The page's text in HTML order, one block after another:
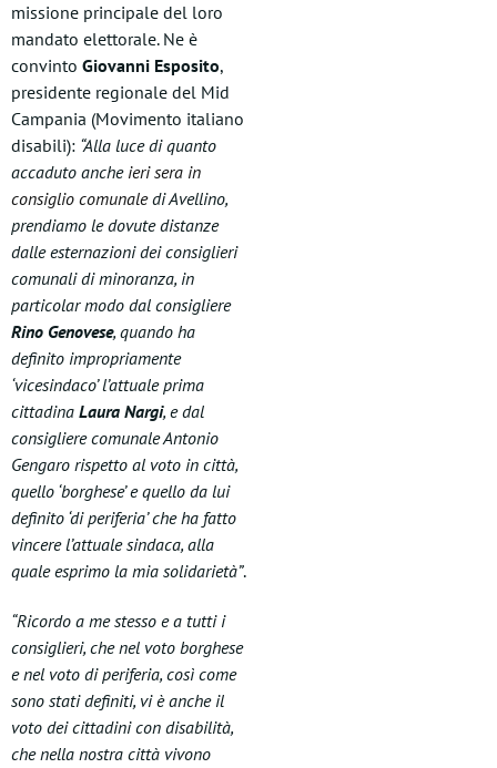
missione principale del loro
mandato elettorale. Ne è
convinto Giovanni Esposito,
presidente regionale del Mid
Campania (Movimento italiano
disabili): “Alla luce di quanto
accaduto anche ieri sera in
consiglio comunaledi Avellino,
prendiamo le dovute distanze
dalle esternazioni dei consiglieri
comunali di minoranza, in
particolar modo dal consigliere
Rino Genovese, quando ha
definito impropriamente
‘vicesindaco’ l’attuale prima
cittadina Laura Nargi, e dal
consigliere comunale Antonio
Gengaro rispetto al voto in città,
quello ‘borghese’ e quello da lui
definito ‘di periferia’ che ha fatto
vincere l’attuale sindaca, alla
quale esprimo la mia solidarietà”.
“Ricordo a me stesso e a tutti i
consiglieri, che nel voto borghese
e nel voto di periferia, così come
sono stati definiti, vi è anche il
voto dei cittadini con disabilità,
che nella nostra città vivono